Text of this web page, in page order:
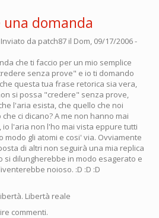
una domanda
Inviato da patch87 il Dom, 09/17/2006 -
che ti faccio per un mio semplice
senza prove" e io ti domando
questa tua frase retorica sia vera,
si possa "credere" senza prove,
l'aria esista, che quello che noi
ci dicano? A me non hanno mai
l'aria non l'ho mai vista eppure tutti
modo gli atomi e cosi' via. Ovviamente
di altri non seguirà una mia replica
si dilungherebbe in modo esagerato e
noioso. :D :D :D
Libertà reale
commenti.